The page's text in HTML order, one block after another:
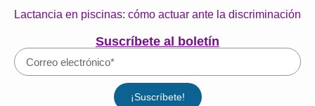
Lactancia en piscinas: cómo actuar ante la discriminación
Suscríbete al boletín
¡Suscríbete!